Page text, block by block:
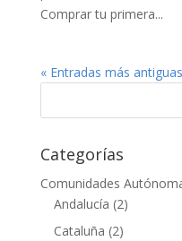
Comprar tu primera...
« Entradas más antiguas
Categorías
Comunidades
Andalucía (2)
Cataluña (2)